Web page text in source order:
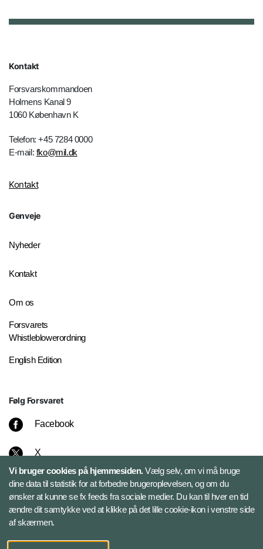
Kontakt
Forsvarskommandoen
Holmens Kanal 9
1060 København K
Telefon: +45 7284 0000
E-mail: fko@mil.dk
Kontakt
Genveje
Nyheder
Kontakt
Om os
Forsvarets
Whistleblowerordning
English Edition
Følg Forsvaret
Facebook
X
Instagram
Bluesky
LinkedIn
Vi bruger cookies på hjemmesiden.Vælg selv, om vi må bruge
dine data til statistik for at forbedre brugeroplevelsen, og om du
ønsker at kunne se fx feeds fra sociale medier. Du kan til hver en tid
ændre dit samtykke ved at klikke på det lille cookie-ikon i venstre side
af skærmen.